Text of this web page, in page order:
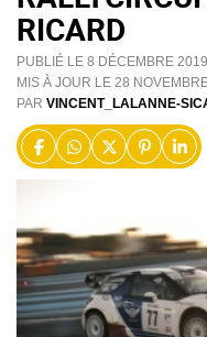
RICARD
PUBLIÉ LE 8 DÉCEMBRE
MIS À JOUR LE 28
PAR VINCENT_LALANNE-